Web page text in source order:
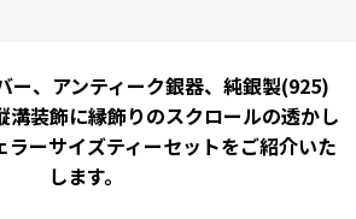
ー、アンティーク銀器、純銀製(925)
溝装飾に縁飾りのスクロールの透かし
ーサイズティーセットをご紹介いた
します。